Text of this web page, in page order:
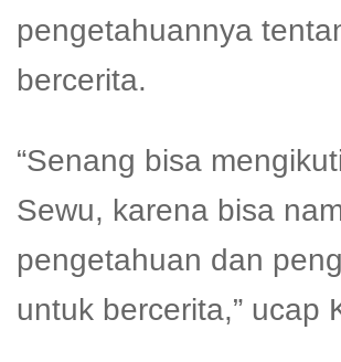
pengetahuannya
bercerita.
“Senang bisa
Sewu, karena bisa
pengetahuan dan
untuk bercerita,” ucap